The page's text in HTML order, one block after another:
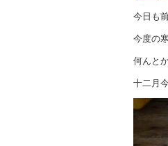
今日も
今度の
何んと
十二月